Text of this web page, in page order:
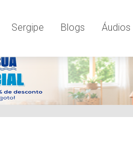
Sergipe Blogs Áudios